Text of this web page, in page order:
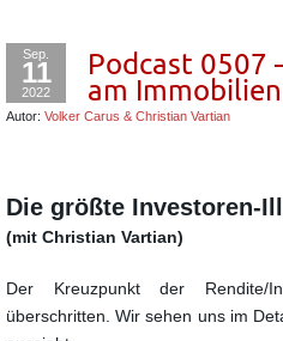
Sep.
11
2022
Podcast 0507
am
Autor: Volker Carus & Christian Vartian
Die größte Investoren-
(mit Christian Vartian)
Der Kreuzpunkt der Rendite/
überschritten.Wir sehen uns im